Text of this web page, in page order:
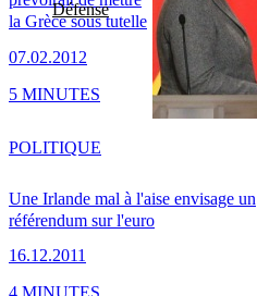
Défense
la Grèce sous tutelle
07.02.2012
5 MINUTES
Une Irlande mal à l'aise envisage un
référendum sur l'euro
16.12.2011
POLITIQUE